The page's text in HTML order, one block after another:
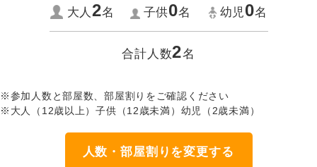
大人2名 子供0名 幼児0名
合計人数2名
※参加人数と部屋数、部屋割りをご確認ください
※大人（12歳以上）子供（12歳未満）幼児（2歳未満）
人数・部屋割りを変更する